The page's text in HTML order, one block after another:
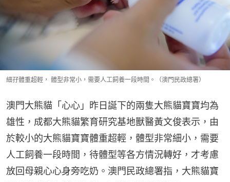
細孖體重超輕， 體型非常小，需要人工飼養一段時間。（澳門民政總署）
澳門大熊貓「心心」昨日誕下的兩隻大熊貓寶寶均為
雄性，成都大熊貓繁育研究基地獸醫黃文俊表示，由
於較小的大熊貓寶寶體重超輕，體型非常細小，需要
人工飼養一段時間，待體型等各方情況轉好，才考慮
放回母親心心身旁吃奶。澳門民政總署指，大熊貓寶